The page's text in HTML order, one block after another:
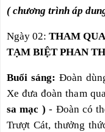
( chương trình áp
Ngày 02: THAM
TẠM BIỆT PHAN
Buổi sáng: Đoàn
Xe đưa đoàn tham
sa mạc ) - Đoàn có
Trượt Cát, thưởng